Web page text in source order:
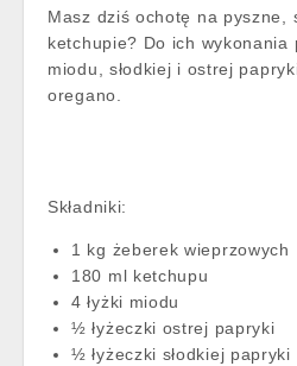
Masz dziś ochotę na pyszne,
ketchupie? Do ich wykonania
miodu, słodkiej i ostrej
oregano.
Składniki:
1 kg żeberek wieprzowych
180 ml ketchupu
4 łyżki miodu
½ łyżeczki ostrej papryki
½ łyżeczki słodkiej papryki